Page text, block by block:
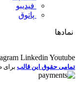
فیدیبو
پاتوق
نمادها
Linkedin Youtube
تمامی حقوق این قالب برای